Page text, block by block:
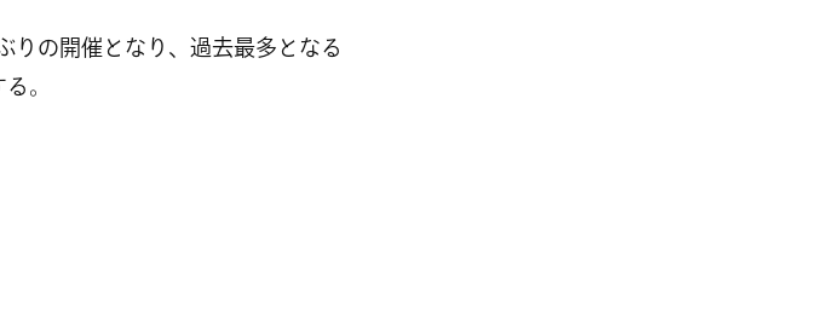
りの開催となり、過去最多となる
。